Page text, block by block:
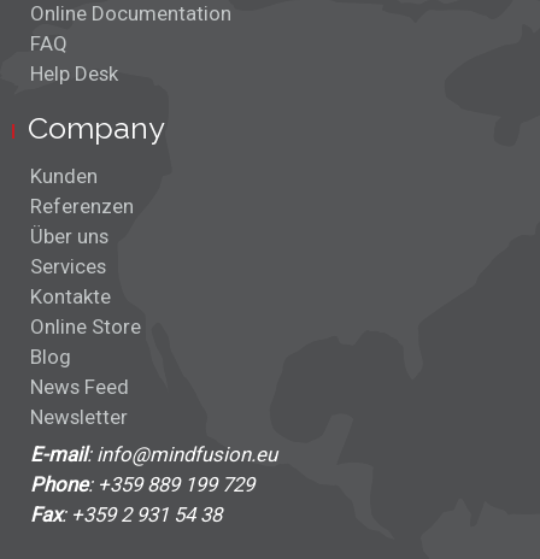
Online Documentation
FAQ
Help Desk
Company
Kunden
Referenzen
Über uns
Services
Kontakte
Online Store
Blog
News Feed
Newsletter
E-mail: info@mindfusion.eu
Phone: +359 889 199 729
Fax: +359 2 931 54 38